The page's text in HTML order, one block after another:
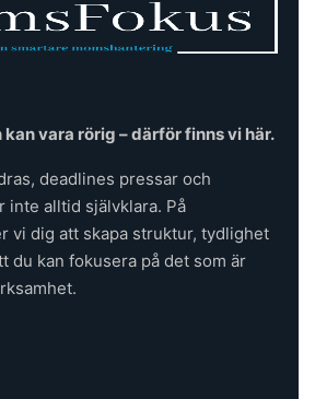
vara rörig – därför finns vi här.
deadlines pressar och
inte alltid självklara. På
vi dig att skapa struktur, tydlighet
du kan fokusera på det som är